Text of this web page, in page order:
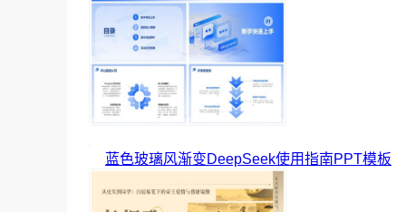
蓝色玻璃风渐变DeepSeek使用指南PPT模板